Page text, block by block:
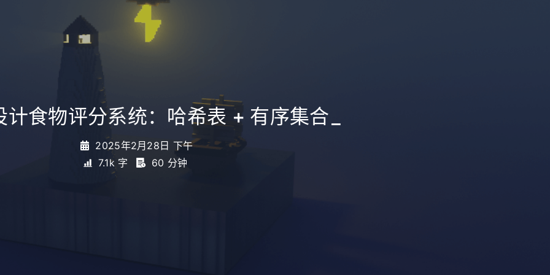
食物评分系统：哈希表 + 有序集合
2025年2月28日 下午
7.1k 字
60 分钟